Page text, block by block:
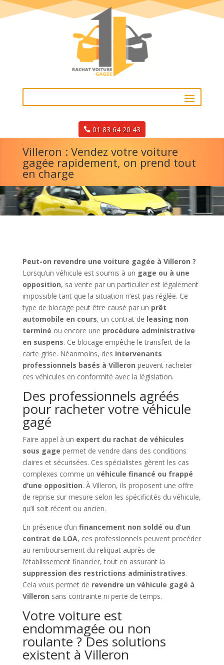
01 83 64 20 43
Villeron : Vendez votre voiture
gagée rapidement, on prend tout
en charge
Peut-on revendre une voiture gagée à Villeron ?
Lorsqu’un véhicule est soumis à un gage ou à une
opposition, sa vente par un particulier est légalement
impossible tant que la situation n’est pas réglée. Ce
type de blocage peut être causé par un prêt
automobile en cours, un contrat de leasing non
terminé ou encore une procédure administrative
en suspens. Ce blocage empêche le transfert de la
carte grise. Néanmoins, des intervenants
professionnels basés à Villeron peuvent racheter
ces véhicules en conformité avec la législation.
Des professionnels agréés
pour racheter votre véhicule
gagé
Faire appel à un expert du rachat de véhicules
sous gage permet de vendre dans des conditions
claires et sécurisées. Ces spécialistes gèrent les cas
complexes comme un véhicule financé ou frappé
d’une opposition. À Villeron, ils proposent une offre
de reprise sur mesure selon les spécificités du véhicule,
qu’il soit récent ou ancien.
En présence d’un financement non soldé ou d’un
contrat de LOA, ces professionnels peuvent procéder
au remboursement du reliquat auprès de
l’établissement financier, tout en assurant la
suppression des restrictions administratives.
Cela vous permet de revendre un véhicule gagé à
Villeron sans contrainte ni perte de temps.
Votre voiture est
endommagée ou non
roulante ? Des solutions
existent à Villeron